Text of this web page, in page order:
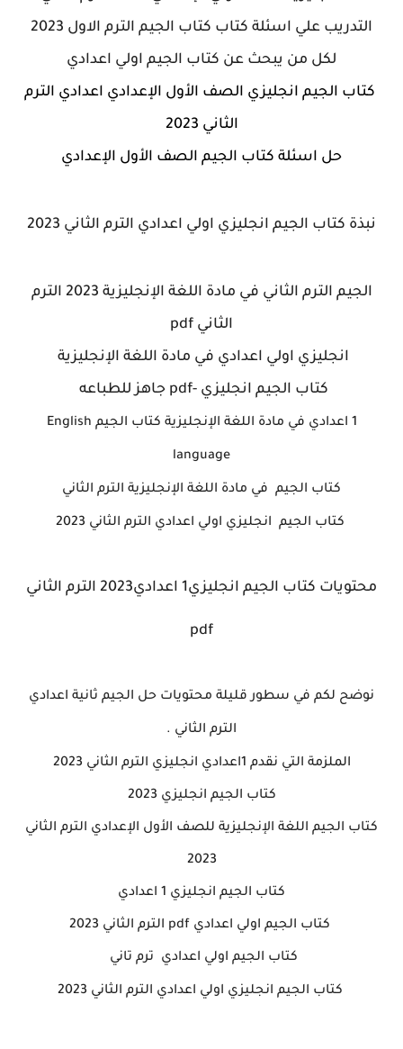
التدريب علي اسئلة كتاب كتاب الجيم الترم الاول 2023
لكل من يبحث عن كتاب الجيم اولي اعدادي
كتاب الجيم انجليزي الصف الأول الإعدادي اعدادي الترم
الثاني 2023
حل اسئلة كتاب الجيم الصف الأول الإعدادي
نبذة كتاب الجيم انجليزي اولي اعدادي الترم الثاني 2023
الجيم الترم الثاني في مادة اللغة الإنجليزية 2023 الترم
الثاني pdf
انجليزي اولي اعدادي في مادة اللغة الإنجليزية
كتاب الجيم انجليزي -pdf جاهز للطباعه
1 اعدادي في مادة اللغة الإنجليزية كتاب الجيم English
language
كتاب الجيم في مادة اللغة الإنجليزية الترم الثاني
كتاب الجيم انجليزي اولي اعدادي الترم الثاني 2023
محتويات كتاب الجيم انجليزي1 اعدادي2023 الترم الثاني
pdf
نوضح لكم في سطور قليلة محتويات حل الجيم ثانية اعدادي
الترم الثاني .
الملزمة التي نقدم 1 اعدادي انجليزي الترم الثاني 2023
كتاب الجيم انجليزي 2023
كتاب الجيم اللغة الإنجليزية للصف الأول الإعدادي الترم الثاني
2023
كتاب الجيم انجليزي 1 اعدادي
كتاب الجيم اولي اعدادي pdf الترم الثاني 2023
كتاب الجيم اولي اعدادي ترم تاني
كتاب الجيم انجليزي اولي اعدادي الترم الثاني 2023